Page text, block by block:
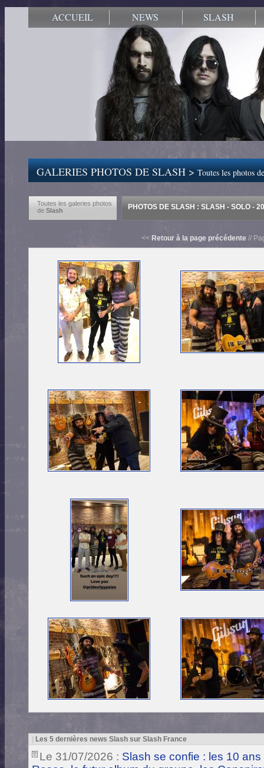
ACCUEIL NEWS SLASH
GALERIES PHOTOS DE SLASH >Toutes les photos
Toutes les galeries photos
de Slash PHOTOS DE SLASH : SLASH - SOLO -
<< Retour à la page précédente //
Les 5 dernières news Slash sur Slash France
Le 31/07/2026 : Slash se confie : les 10